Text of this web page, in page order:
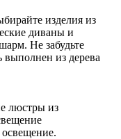
изделия из
диваны и
Не забудьте
из дерева
люстры из